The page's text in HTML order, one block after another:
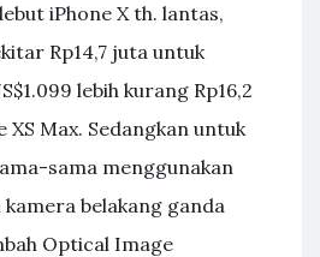
iPhone X th. lantas,
Rp14,7 juta untuk
lebih kurang Rp16,2
XS Max. Sedangkan untuk
sama menggunakan
belakang ganda
Optical Image